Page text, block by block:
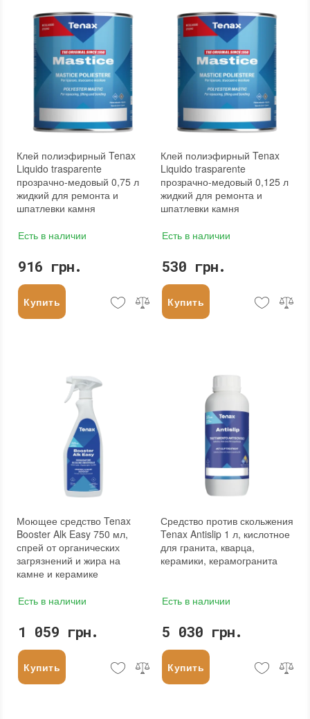
Клей полиэфирный Tenax
Liquido trasparente
прозрачно-медовый 0,75 л
жидкий для ремонта и
шпатлевки камня
Есть в наличии
916 грн.
Купить
Клей полиэфирный Tenax
Liquido trasparente
прозрачно-медовый 0,125 л
жидкий для ремонта и
шпатлевки камня
Есть в наличии
530 грн.
Купить
Моющее средство Tenax
Booster Alk Easy 750 мл,
спрей от органических
загрязнений и жира на
камне и керамике
Есть в наличии
1 059 грн.
Купить
Средство против скольжения
Tenax Antislip 1 л, кислотное
для гранита, кварца,
керамики, керамогранита
Есть в наличии
5 030 грн.
Купить